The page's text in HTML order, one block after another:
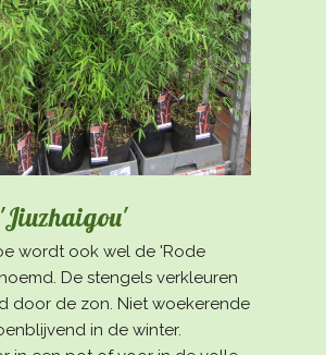
wordt ook wel de 'Rode
De stengels verkleuren
door de zon. Niet woekerende
in de winter.